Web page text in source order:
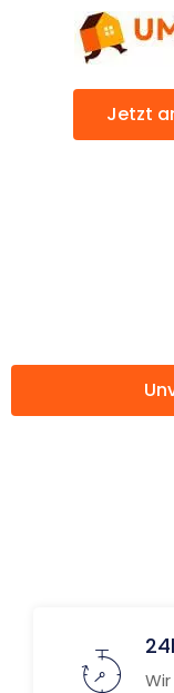
Jetzt